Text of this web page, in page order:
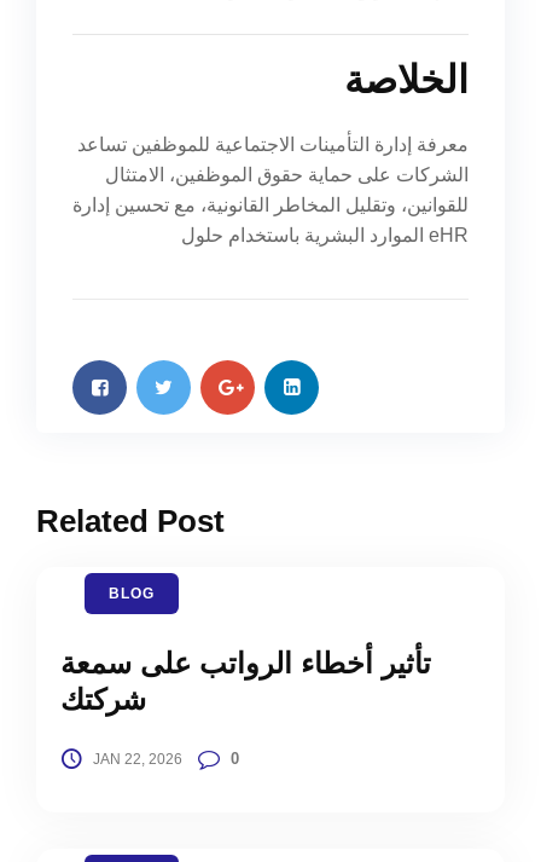
الخلاصة
معرفة إدارة التأمينات الاجتماعية للموظفين تساعد
الشركات على حماية حقوق الموظفين، الامتثال
للقوانين، وتقليل المخاطر القانونية، مع تحسين إدارة
الموارد البشرية باستخدام حلول eHR
Related Post
BLOG
تأثير أخطاء الرواتب على سمعة
شركتك
JAN 22, 2026 0